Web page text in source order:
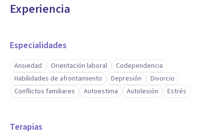
Experiencia
Especialidades
Ansiedad Orientación laboral
Codependencia
Habilidades de afrontamiento
Depresión
Divorcio
Conflictos familiares
Autoestima Autolesión Estrés
Terapias